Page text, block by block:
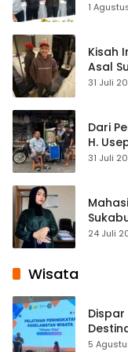
1
Kisah
Asal
31 Juli
Dari
H.
Cisaat
31 Juli
24 Juli
Wisata
hingga
5